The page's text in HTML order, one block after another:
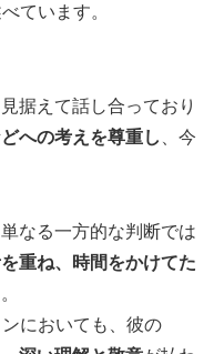
ています。
据えて話し合っており
への考えを尊重し
、今
なる一方的な判断では
重ね、時間をかけてた
においても、彼の